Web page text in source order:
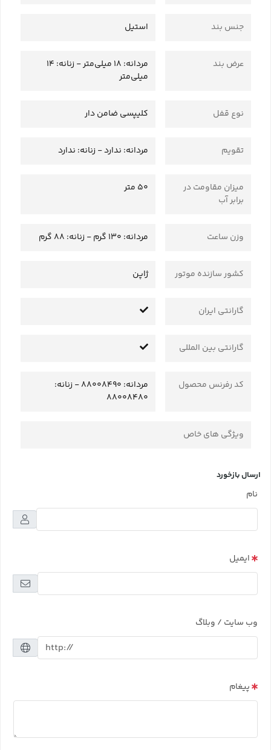
جنس بند استیل
عرض بند
مردانه: 18 میلی‌متر - زنانه: 14
میلی‌متر
نوع قفل کلیپسی ضامن دار
تقویم مردانه: ندارد - زنانه: ندارد
میزان مقاومت در
برابر آب
50 متر
وزن ساعت مردانه: 130 گرم - زنانه: 88 گرم
کشور سازنده موتور ژاپن
گارانتی ایران
گارانتی بین المللی
کد رفرنس محصول
مردانه: 88008490 - زنانه:
88008480
ویژگی های خاص
ارسال بازخورد
نام
ایمیل
وب سایت / وبلاگ
پیغام